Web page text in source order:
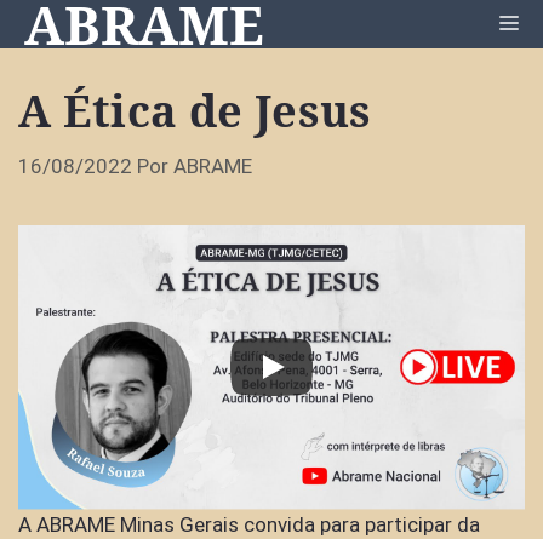
Pular
para
conteúdo
ABRAME
A Ética de Jesus
16/08/2022 Por ABRAME
A ABRAME Minas Gerais convida para participar da